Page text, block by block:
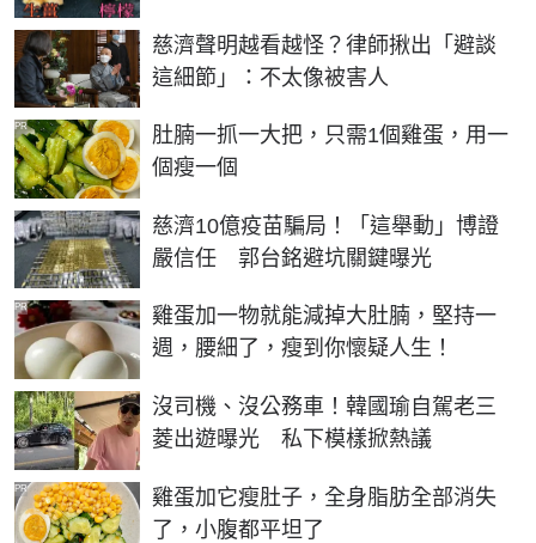
慈濟聲明越看越怪？律師揪出「避談
這細節」：不太像被害人
肚腩一抓一大把，只需1個雞蛋，用一
個瘦一個
PR
慈濟10億疫苗騙局！「這舉動」博證
嚴信任 郭台銘避坑關鍵曝光
雞蛋加一物就能減掉大肚腩，堅持一
週，腰細了，瘦到你懷疑人生！
PR
沒司機、沒公務車！韓國瑜自駕老三
菱出遊曝光 私下模樣掀熱議
雞蛋加它瘦肚子，全身脂肪全部消失
了，小腹都平坦了
PR